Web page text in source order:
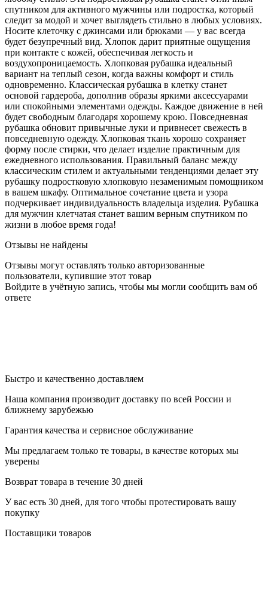
спутником для активного мужчины или подростка, который
следит за модой и хочет выглядеть стильно в любых условиях.
Носите клеточку с джинсами или брюками — у вас всегда
будет безупречный вид. Хлопок дарит приятные ощущения
при контакте с кожей, обеспечивая легкость и
воздухопроницаемость. Хлопковая рубашка идеальный
вариант на теплый сезон, когда важны комфорт и стиль
одновременно. Классическая рубашка в клетку станет
основой гардероба, дополнив образы яркими аксессуарами
или спокойными элементами одежды. Каждое движение в ней
будет свободным благодаря хорошему крою. Повседневная
рубашка обновит привычные луки и привнесет свежесть в
повседневную одежду. Хлопковая ткань хорошо сохраняет
форму после стирки, что делает изделие практичным для
ежедневного использования. Правильный баланс между
классическим стилем и актуальными тенденциями делает эту
рубашку подростковую хлопковую незаменимым помощником
в вашем шкафу. Оптимальное сочетание цвета и узора
подчеркивает индивидуальность владельца изделия. Рубашка
для мужчин клетчатая станет вашим верным спутником по
жизни в любое время года!
Отзывы не найдены
Отзывы могут оставлять только авторизованные
пользователи, купившие этот товар
Войдите в учётную запись, чтобы мы могли сообщить вам об
ответе
Быстро и качественно доставляем
Наша компания производит доставку по всей России и
ближнему зарубежью
Гарантия качества и сервисное обслуживание
Мы предлагаем только те товары, в качестве которых мы
уверены
Возврат товара в течение 30 дней
У вас есть 30 дней, для того чтобы протестировать вашу
покупку
Поставщики товаров